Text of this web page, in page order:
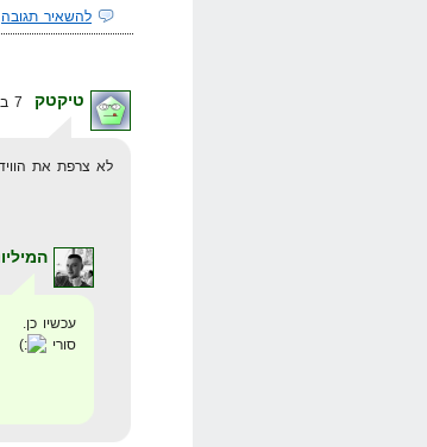
להשאיר תגובה
טיקטק
לא צרפת את
עכשיו כן.
סורי